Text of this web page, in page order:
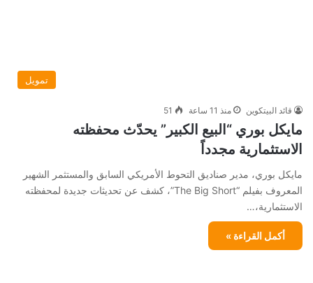
تمويل
قائد البيتكوين منذ 11 ساعة 51
مايكل بوري “البيع الكبير” يحدّث محفظته
الاستثمارية مجدداً
مايكل بوري، مدير صناديق التحوط الأمريكي السابق والمستثمر الشهير
المعروف بفيلم “The Big Short”، كشف عن تحديثات جديدة لمحفظته
الاستثمارية،…
أكمل القراءة »